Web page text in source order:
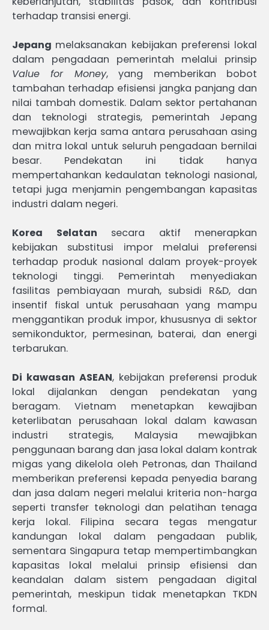
terhadap transisi energi.
Jepang melaksanakan kebijakan preferensi lokal
dalam pengadaan pemerintah melalui prinsip
Value for Money, yang memberikan bobot
tambahan terhadap efisiensi jangka panjang dan
nilai tambah domestik. Dalam sektor pertahanan
dan teknologi strategis, pemerintah Jepang
mewajibkan kerja sama antara perusahaan asing
dan mitra lokal untuk seluruh pengadaan bernilai
besar. Pendekatan ini tidak hanya
mempertahankan kedaulatan teknologi nasional,
tetapi juga menjamin pengembangan kapasitas
industri dalam negeri.
Korea Selatan secara aktif menerapkan
kebijakan substitusi impor melalui preferensi
terhadap produk nasional dalam proyek-proyek
teknologi tinggi. Pemerintah menyediakan
fasilitas pembiayaan murah, subsidi R&D, dan
insentif fiskal untuk perusahaan yang mampu
menggantikan produk impor, khususnya di sektor
semikonduktor, permesinan, baterai, dan energi
terbarukan.
Di kawasan ASEAN, kebijakan preferensi produk
lokal dijalankan dengan pendekatan yang
beragam. Vietnam menetapkan kewajiban
keterlibatan perusahaan lokal dalam kawasan
industri strategis, Malaysia mewajibkan
penggunaan barang dan jasa lokal dalam kontrak
migas yang dikelola oleh Petronas, dan Thailand
memberikan preferensi kepada penyedia barang
dan jasa dalam negeri melalui kriteria non-harga
seperti transfer teknologi dan pelatihan tenaga
kerja lokal. Filipina secara tegas mengatur
kandungan lokal dalam pengadaan publik,
sementara Singapura tetap mempertimbangkan
kapasitas lokal melalui prinsip efisiensi dan
keandalan dalam sistem pengadaan digital
pemerintah, meskipun tidak menetapkan TKDN
formal.